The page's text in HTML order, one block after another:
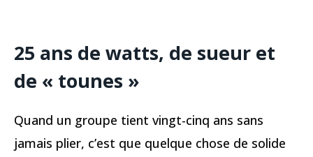
25 ans de watts, de sueur et
de « tounes »
Quand un groupe tient vingt-cinq ans sans
jamais plier, c’est que quelque chose de solide